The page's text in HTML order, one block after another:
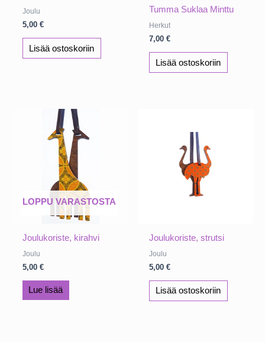
Joulu
5,00 €
Lisää ostoskoriin
Tumma Suklaa Minttu
Herkut
7,00 €
Lisää ostoskoriin
LOPPU VARASTOSTA
Joulukoriste, kirahvi
Joulu
5,00 €
Lue lisää
Joulukoriste, strutsi
Joulu
5,00 €
Lisää ostoskoriin